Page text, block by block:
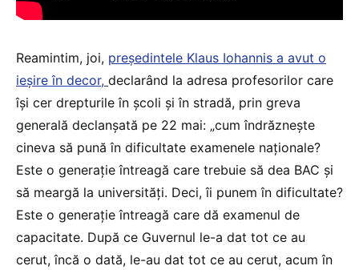
Reamintim, joi, președintele Klaus Iohannis a avut o
ieșire în decor, declarând la adresa profesorilor care
își cer drepturile în școli și în stradă, prin greva
generală declanșată pe 22 mai: „cum îndrăznește
cineva să pună în dificultate examenele naționale?
Este o generație întreagă care trebuie să dea BAC și
să meargă la universități. Deci, îi punem în dificultate?
Este o generație întreagă care dă examenul de
capacitate. După ce Guvernul le-a dat tot ce au
cerut, încă o dată, le-au dat tot ce au cerut, acum în